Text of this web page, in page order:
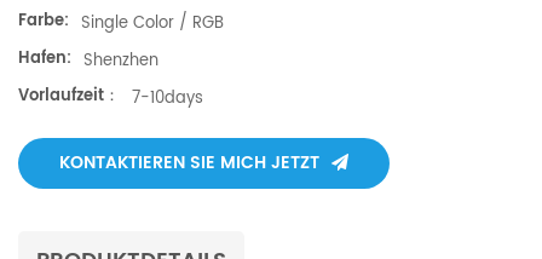
Farbe: Single Color / RGB
Hafen: Shenzhen
Vorlaufzeit：
7-10days
KONTAKTIEREN SIE MICH JETZT